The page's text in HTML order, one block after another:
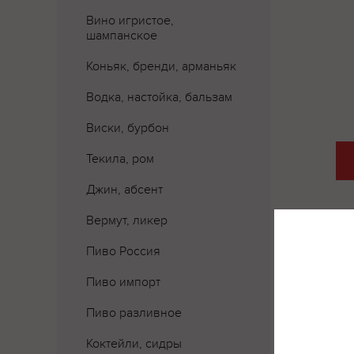
Вино игристое,
шампанское
Коньяк, бренди, арманьяк
Водка, настойка, бальзам
Виски, бурбон
Текила, ром
Джин, абсент
Вермут, ликер
Пиво Россия
Пиво импорт
Пиво разливное
Коктейли, сидры